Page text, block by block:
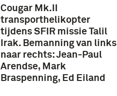
Cougar Mk.II
transporthelikopter
tijdens SFIR missie Talil
Irak. Bemanning van links
naar rechts: Jean-Paul
Arendse, Mark
Braspenning, Ed Eiland